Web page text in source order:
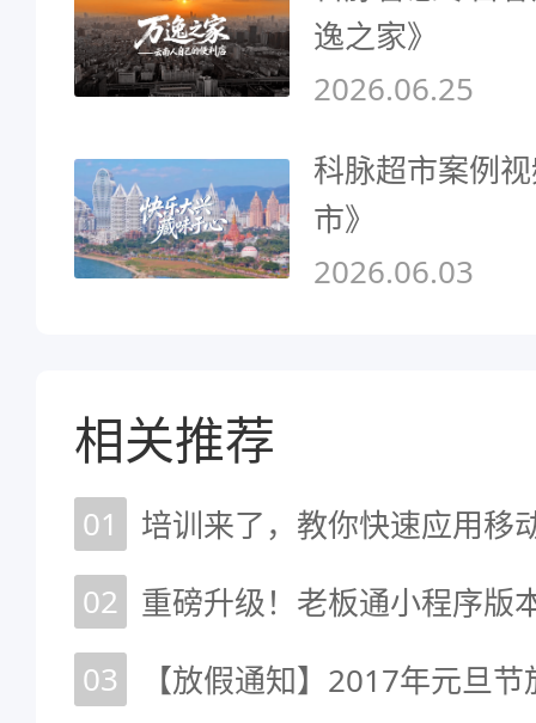
逸之家》
2026.06.25
科脉超市案例
市》
2026.06.03
相关推荐
01
培训来了，教你快速应用移
02 重磅升级！老板通小程序版
03
【放假通知】2017年元旦